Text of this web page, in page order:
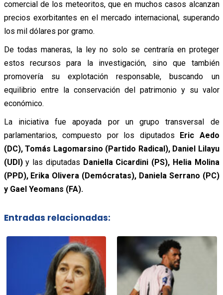
comercial de los meteoritos, que en muchos casos alcanzan
precios exorbitantes en el mercado internacional, superando
los mil dólares por gramo.
De todas maneras, la ley no solo se centraría en proteger
estos recursos para la investigación, sino que también
promovería su explotación responsable, buscando un
equilibrio entre la conservación del patrimonio y su valor
económico.
La iniciativa fue apoyada por un grupo transversal de
parlamentarios, compuesto por los diputados Eric Aedo
(DC), Tomás Lagomarsino (Partido Radical), Daniel Lilayu
(UDI)y las diputadas Daniella Cicardini (PS), Helia Molina
(PPD), Erika Olivera (Demócratas), Daniela Serrano (PC)
y Gael Yeomans (FA).
Entradas relacionadas: